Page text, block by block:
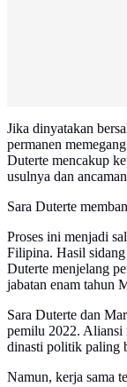
Jika dinyatakan
permanen
Duterte mencakup
usulnya dan
Sara Duterte
Proses ini menjadi
Filipina. Hasil sidang
Duterte menjelang
jabatan enam tahun
Sara Duterte dan
pemilu 2022. Aliansi
dinasti politik paling
Namun, kerja sama